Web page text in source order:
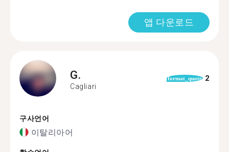
앱 다운로드
G.
Cagliari
format_quote 2
구사언어
이탈리아어